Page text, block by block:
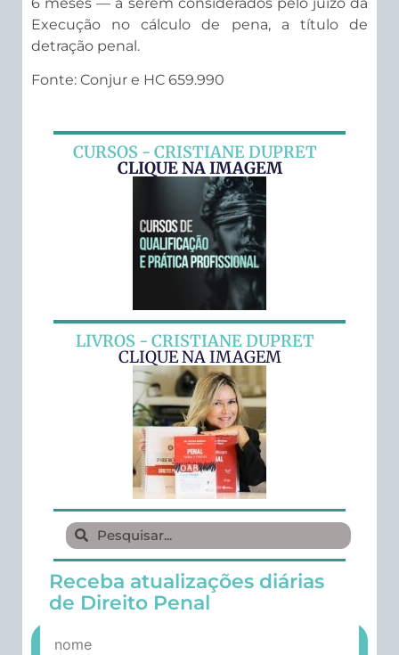
Execução no cálculo de pena, a título de
detração penal.
Fonte: Conjur e HC 659.990
CURSOS - CRISTIANE DUPRET
CLIQUE NA IMAGEM
LIVROS - CRISTIANE DUPRET
CLIQUE NA IMAGEM
Receba atualizações diárias
de Direito Penal